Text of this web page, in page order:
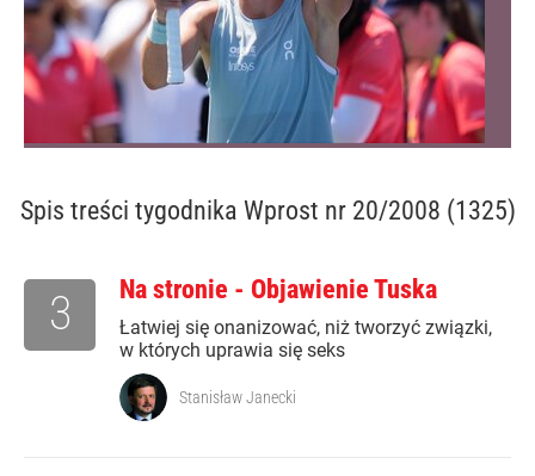
Spis treści tygodnika Wprost nr 20/2008 (1325)
Na stronie - Objawienie Tuska
Łatwiej się onanizować, niż tworzyć związki,
w których uprawia się seks
3
Stanisław Janecki